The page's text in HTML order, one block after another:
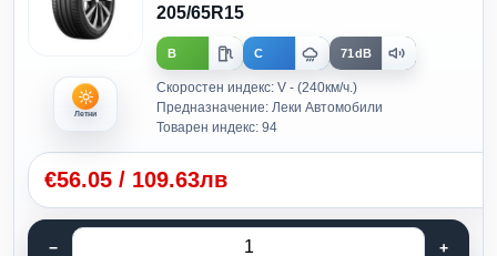
Летни
205/65R15
B C 71dB
Скоростен индекс: V - (240км/ч.)
Предназначение: Леки Автомобили
Товарен индекс: 94
€56.05 / 109.63лв